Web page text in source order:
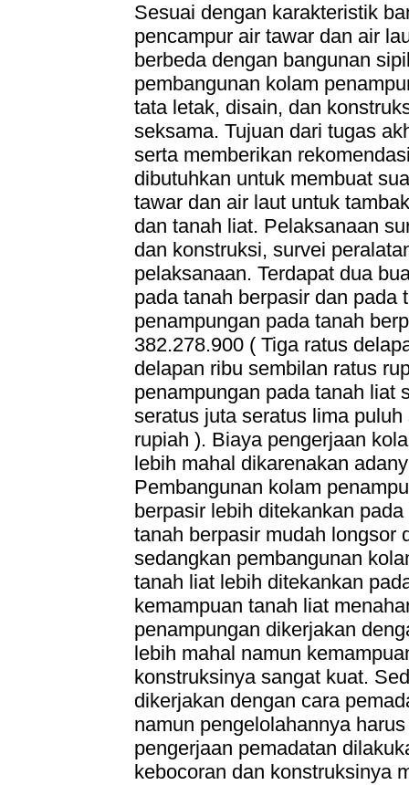
Sesuai dengan karakteristik
pencampur air tawar dan air
berbeda dengan bangunan
pembangunan kolam
tata letak, disain, dan
seksama. Tujuan dari tugas
serta memberikan
dibutuhkan untuk membuat
tawar dan air laut untuk
dan tanah liat. Pelaksanaan
dan konstruksi, survei
pelaksanaan. Terdapat dua
pada tanah berpasir dan pada
penampungan pada tanah
382.278.900 ( Tiga ratus
delapan ribu sembilan ratus
penampungan pada tanah liat
seratus juta seratus lima
rupiah ). Biaya pengerjaan
lebih mahal dikarenakan
Pembangunan kolam
berpasir lebih ditekankan
tanah berpasir mudah longsor
sedangkan pembangunan
tanah liat lebih ditekankan
kemampuan tanah liat
penampungan dikerjakan
lebih mahal namun
konstruksinya sangat kuat.
dikerjakan dengan cara
namun pengelolahannya
pengerjaan pemadatan
kebocoran dan konstruksinya